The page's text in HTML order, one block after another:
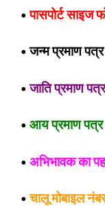
•पासपोर्ट साइज
• जन्म प्रमाण पत्र
•जाति प्रमाण
• आय प्रमाण पत्र
• अभिभावक का
•चालू मोबाइल